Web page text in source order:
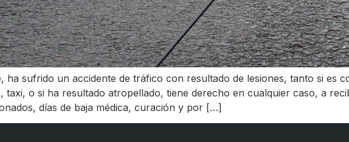
ha sufrido un accidente de tráfico con resultado de lesiones, tanto si es
taxi, o si ha resultado atropellado, tiene derecho en cualquier caso, a
días de baja médica, curación y por […]